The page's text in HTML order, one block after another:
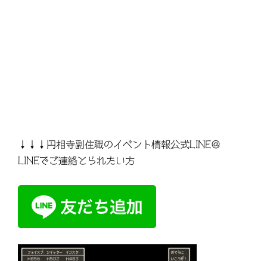
↓↓↓円相寺副住職のイベント情報公式LINE＠
LINEでご連絡とられたい方